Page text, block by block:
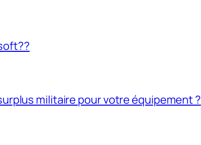
militaire pour votre équipement ?